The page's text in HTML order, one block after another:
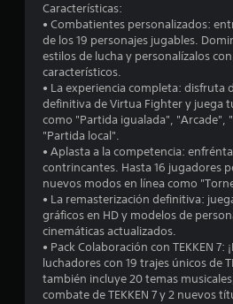
Características:
• Combatientes personalizados:
de los 19 personajes jugables.
estilos de lucha y personalízalos
característicos.
• La experiencia completa: disfruta
definitiva de Virtua Fighter y juega
como "Partida igualada", "Arcade",
"Partida local".
• Aplasta a la competencia:
contrincantes. Hasta 16 jugadores
nuevos modos en línea como
• La remasterización definitiva:
gráficos en HD y modelos de
cinemáticas actualizados.
• Pack Colaboración con TEKKEN 7:
luchadores con 19 trajes únicos de
también incluye 20 temas
combate de TEKKEN 7 y 2 nuevos